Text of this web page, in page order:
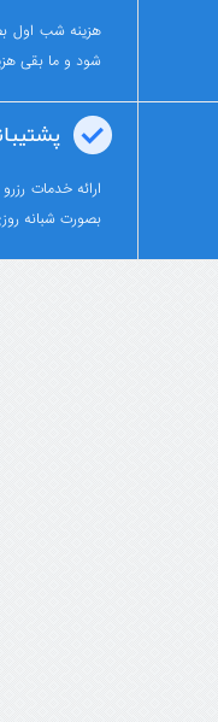
هزینه شب اول
شود و ما بقی
پشتیبانی
بصورت شبانه